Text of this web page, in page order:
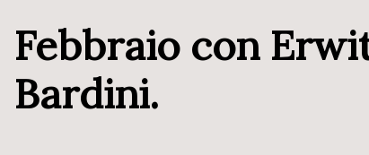
Febbraio con
Bardini.